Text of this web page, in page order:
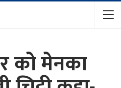
को मेनका